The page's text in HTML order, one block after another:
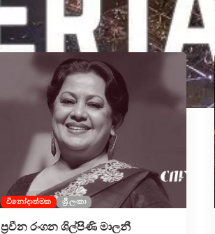
විනෝදාත්මක ශ්‍රී ලංකා
ප්‍රවී​න රංගන ශිල්පිණි මාලනී